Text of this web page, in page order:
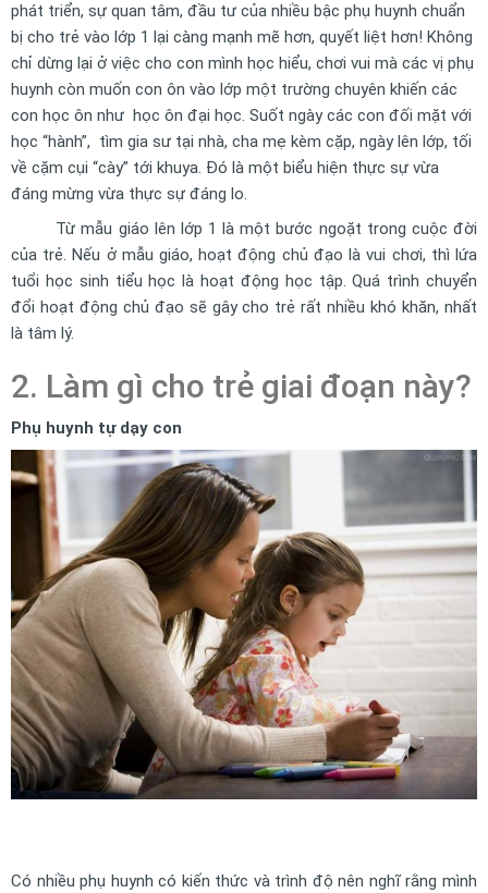
phát triển, sự quan tâm, đầu tư của nhiều bậc phụ huynh chuẩn
bị cho trẻ vào lớp 1 lại càng mạnh mẽ hơn, quyết liệt hơn! Không
chỉ dừng lại ở việc cho con mình học hiểu, chơi vui mà các vị phụ
huynh còn muốn con ôn vào lớp một trường chuyên khiến các
con học ôn như học ôn đại học. Suốt ngày các con đối mặt với
học “hành”, tìm gia sư tại nhà, cha mẹ kèm cặp, ngày lên lớp, tối
về cặm cụi “cày” tới khuya. Đó là một biểu hiện thực sự vừa
đáng mừng vừa thực sự đáng lo.
Từ mẫu giáo lên lớp 1 là một bước ngoặt trong cuộc đời
của trẻ. Nếu ở mẫu giáo, hoạt động chủ đạo là vui chơi, thì lứa
tuổi học sinh tiểu học là hoạt động học tập. Quá trình chuyển
đổi hoạt động chủ đạo sẽ gây cho trẻ rất nhiều khó khăn, nhất
là tâm lý.
2. Làm gì cho trẻ giai đoạn này?
Phụ huynh tự dạy con
Có nhiều phụ huynh có kiến thức và trình độ nên nghĩ rằng mình